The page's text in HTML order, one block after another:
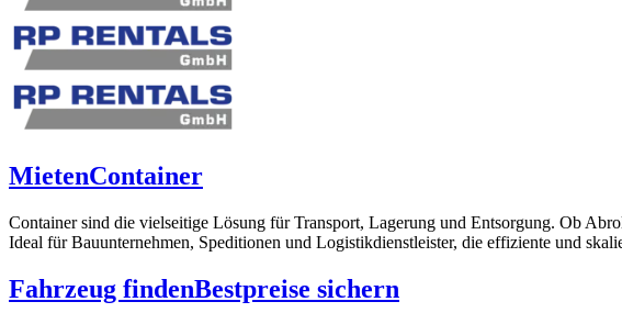
MietenContainer
Container sind die vielseitige Lösung für Transport, Lagerung und Entsorgung. Ob
Ideal für Bauunternehmen, Speditionen und Logistikdienstleister, die effiziente und
Fahrzeug findenBestpreise sichern